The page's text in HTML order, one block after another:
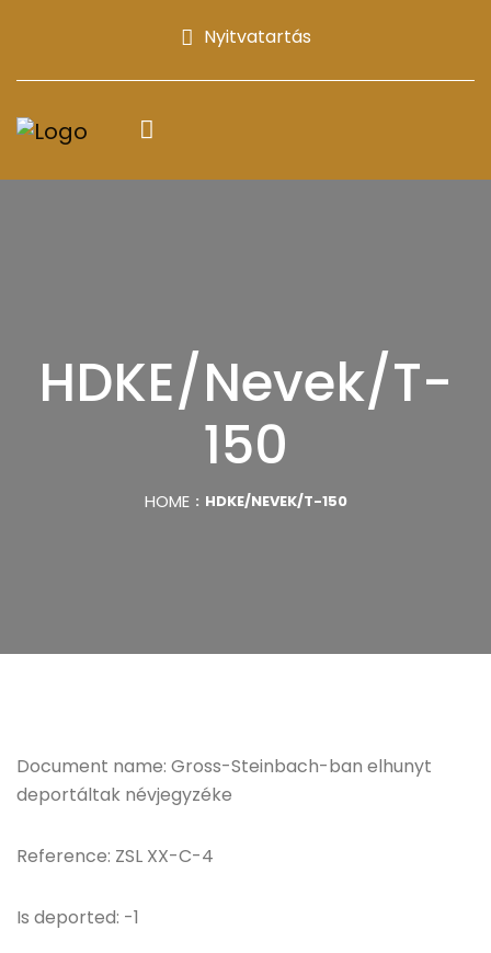
Nyitvatartás
HDKE/Nevek/T-
150
HOME HDKE/NEVEK/T-150
Document name: Gross-Steinbach-ban elhunyt
deportáltak névjegyzéke
Reference: ZSL XX-C-4
Is deported: -1